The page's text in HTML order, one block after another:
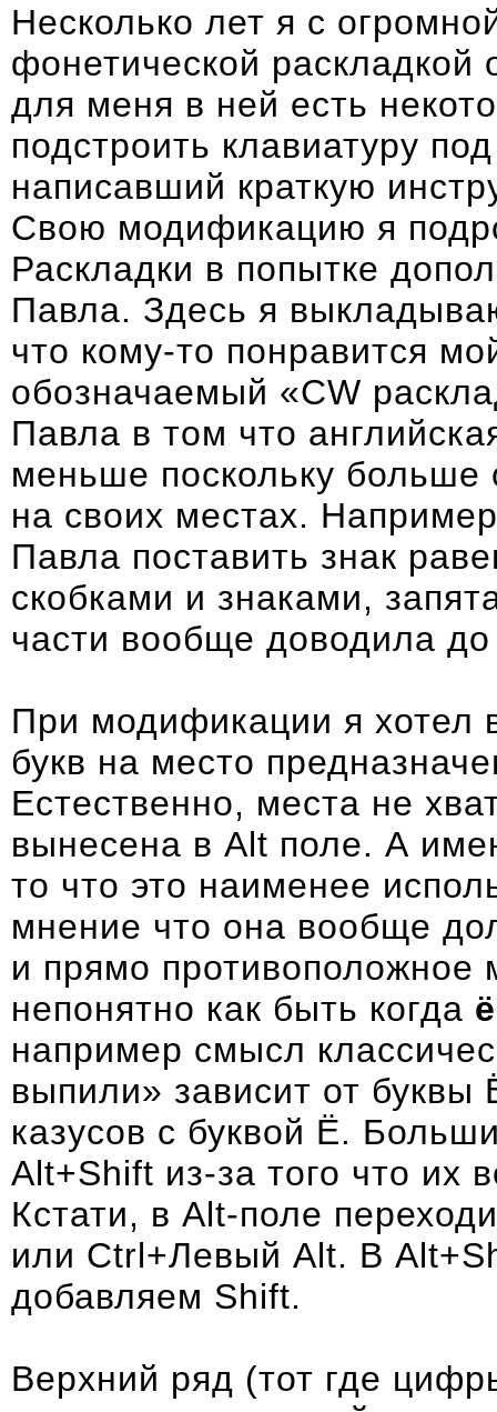
Несколько лет я с
фонетической раскладкой
для меня в ней есть
подстроить клавиатуру
написавший краткую
Свою модификацию я
Раскладки в попытке
Павла. Здесь я
что кому-то понравится
обозначаемый «CW
Павла в том что
меньше поскольку больше
на своих местах.
Павла поставить знак
скобками и знаками,
части вообще доводила
При модификации я хотел
букв на место
Естественно, места не
вынесена в Alt поле. А
то что это наименее
мнение что она вообще
и прямо противоположное
непонятно как быть когда ё
например смысл
выпили» зависит от
казусов с буквой Ё.
Alt+Shift из-за того что их
Кстати, в Alt-поле
или Ctrl+Левый Alt. В
добавляем Shift.
Верхний ряд (тот где